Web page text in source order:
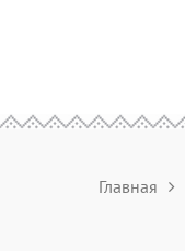
Главная